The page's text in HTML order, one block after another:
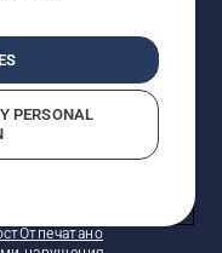
права запазени.
Отпечатано
PERSONAL